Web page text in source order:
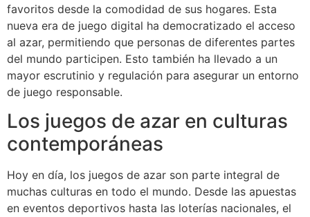
favoritos desde la comodidad de sus hogares. Esta
nueva era de juego digital ha democratizado el acceso
al azar, permitiendo que personas de diferentes partes
del mundo participen. Esto también ha llevado a un
mayor escrutinio y regulación para asegurar un entorno
de juego responsable.
Los juegos de azar en culturas
contemporáneas
Hoy en día, los juegos de azar son parte integral de
muchas culturas en todo el mundo. Desde las apuestas
en eventos deportivos hasta las loterías nacionales, el